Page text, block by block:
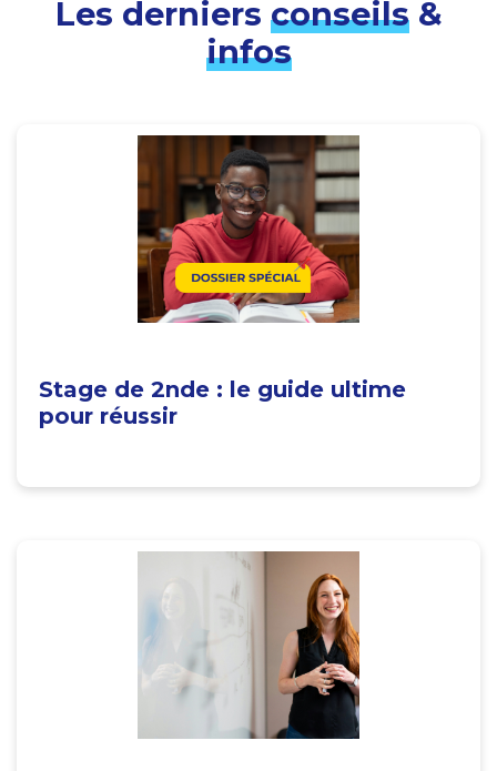
Les derniers conseils&
infos
Stage de 2nde : le guide ultime
pour réussir